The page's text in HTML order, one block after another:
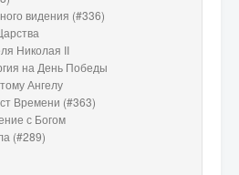
видения (#336)
Николая II
на День Победы
Ангелу
Времени (#363)
с Богом
(#289)